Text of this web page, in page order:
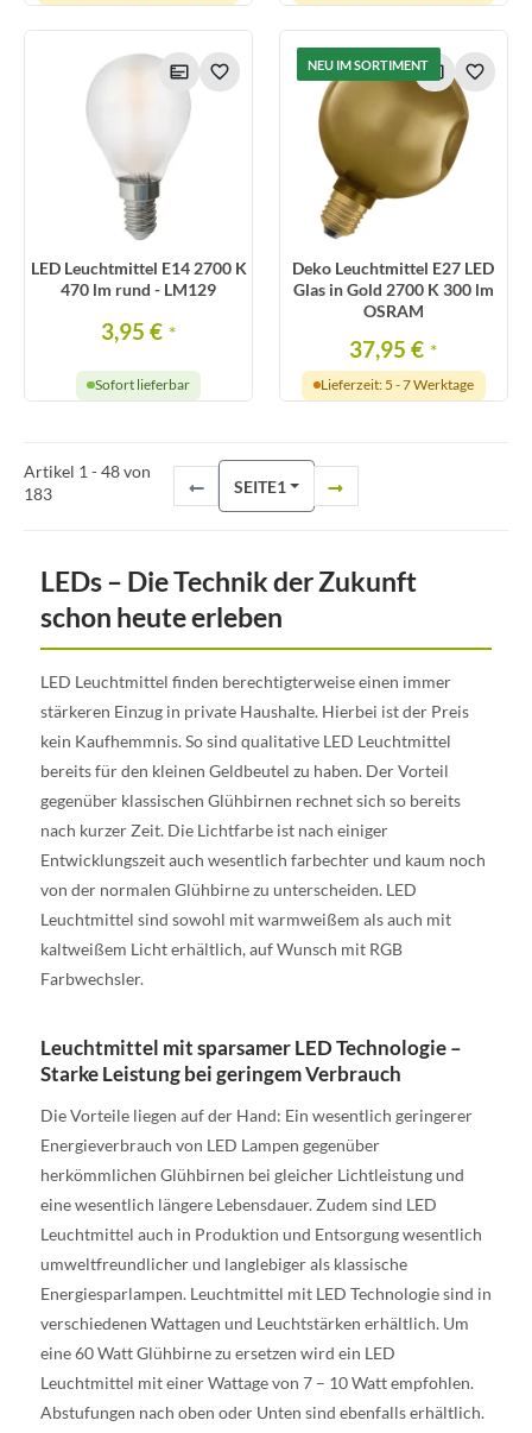
LEDs – Die Technik der Zukunft
schon heute erleben
LED Leuchtmittel finden berechtigterweise einen immer
stärkeren Einzug in private Haushalte. Hierbei ist der Preis
kein Kaufhemmnis. So sind qualitative LED Leuchtmittel
bereits für den kleinen Geldbeutel zu haben. Der Vorteil
gegenüber klassischen Glühbirnen rechnet sich so bereits
nach kurzer Zeit. Die Lichtfarbe ist nach einiger
Entwicklungszeit auch wesentlich farbechter und kaum noch
von der normalen Glühbirne zu unterscheiden. LED
Leuchtmittel sind sowohl mit warmweißem als auch mit
kaltweißem Licht erhältlich, auf Wunsch mit RGB
Farbwechsler.
Leuchtmittel mit sparsamer LED Technologie –
Starke Leistung bei geringem Verbrauch
Die Vorteile liegen auf der Hand: Ein wesentlich geringerer
Energieverbrauch von LED Lampen gegenüber
herkömmlichen Glühbirnen bei gleicher Lichtleistung und
eine wesentlich längere Lebensdauer. Zudem sind LED
Leuchtmittel auch in Produktion und Entsorgung wesentlich
umweltfreundlicher und langlebiger als klassische
Energiesparlampen. Leuchtmittel mit LED Technologie sind in
verschiedenen Wattagen und Leuchtstärken erhältlich. Um
eine 60 Watt Glühbirne zu ersetzen wird ein LED
Leuchtmittel mit einer Wattage von 7 – 10 Watt empfohlen.
Abstufungen nach oben oder Unten sind ebenfalls erhältlich.
LED Leuchtmittel E14 2700 K
470 lm rund - LM129
3,95 € *
Sofort lieferbar
NEU IM SORTIMENT
Deko Leuchtmittel E27 LED
Glas in Gold 2700 K 300 lm
OSRAM
37,95 € *
Lieferzeit: 5 - 7 Werktage
Artikel 1 - 48 von
183
SEITE1